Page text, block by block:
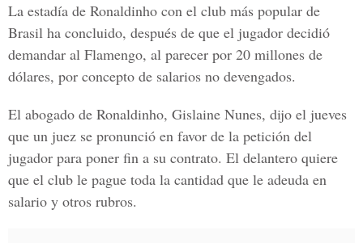
La estadía de Ronaldinho con el club más popular de
Brasil ha concluido, después de que el jugador decidió
demandar al Flamengo, al parecer por 20 millones de
dólares, por concepto de salarios no devengados.
El abogado de Ronaldinho, Gislaine Nunes, dijo el jueves
que un juez se pronunció en favor de la petición del
jugador para poner fin a su contrato. El delantero quiere
que el club le pague toda la cantidad que le adeuda en
salario y otros rubros.